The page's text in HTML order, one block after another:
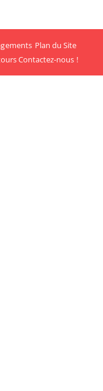
Plan du Site
Contactez-nous !